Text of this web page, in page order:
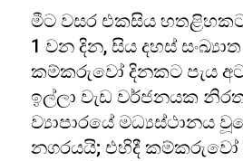
මීට වසර එකසිය හතළිහකට
1 වන දින, සිය දහස්
කම්කරුවෝ දිනකට පැය
ඉල්ලා වැඩ වර්ජනයක
ව්‍යාපාරයේ මධ්‍යස්ථානය
නගරයයි; එහිදී කම්කරුවෝ